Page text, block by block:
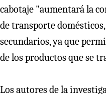
cabotaje "aumentará la
de transporte
secundarios, ya que
de los productos que se
Los autores de la